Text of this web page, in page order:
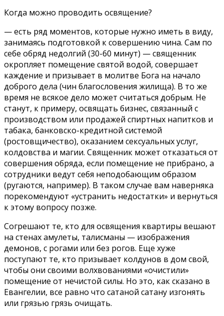
Когда можно проводить освящение?
— есть ряд моментов, которые нужно иметь в виду,
занимаясь подготовкой к совершению чина. Сам по
себе обряд недолгий (30-60 минут) — священник
окропляет помещение святой водой, совершает
каждение и призывает в молитве Бога на начало
доброго дела (чин благословения жилища). В то же
время не всякое дело может считаться добрым. Не
станут, к примеру, освящать бизнес, связанный с
производством или продажей спиртных напитков и
табака, банковско-кредитной системой
(ростовщичество), оказанием сексуальных услуг,
колдовства и магии. Священник может отказаться от
совершения обряда, если помещение не прибрано, а
сотрудники ведут себя неподобающим образом
(ругаются, например). В таком случае вам наверняка
порекомендуют «устранить недостатки» и вернуться
к этому вопросу позже.
Согрешают те, кто для освящения квартиры вешают
на стенах амулеты, талисманы — изображения
демонов, с рогами или без рогов. Еще хуже
поступают те, кто призывает колдунов в дом свой,
чтобы они своими волхвованиями «очистили»
помещение от нечистой силы. Но это, как сказано в
Евангелии, все равно что сатаной сатану изгонять
или грязью грязь очищать.